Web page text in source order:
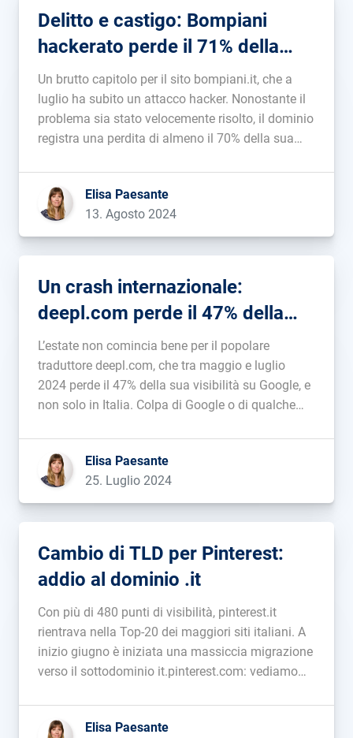
Delitto e castigo: Bompiani
hackerato perde il 71% della
visibilità
Un brutto capitolo per il sito bompiani.it, che a
luglio ha subito un attacco hacker. Nonostante il
problema sia stato velocemente risolto, il dominio
registra una perdita di almeno il 70% della sua
questo viaggio inaspettato....
Elisa Paesante
13. Agosto 2024
Un crash internazionale:
deepl.com perde il 47% della
visibilità su Google
L’estate non comincia bene per il popolare
traduttore deepl.com, che tra maggio e luglio
2024 perde il 47% della sua visibilità su Google, e
non solo in Italia. Colpa di Google o di qualche
studio....
Elisa Paesante
25. Luglio 2024
Cambio di TLD per Pinterest:
addio al dominio .it
Con più di 480 punti di visibilità, pinterest.it
rientrava nella Top-20 dei maggiori siti italiani. A
inizio giugno è iniziata una massiccia migrazione
verso il sottodominio it.pinterest.com: vediamo
Elisa Paesante